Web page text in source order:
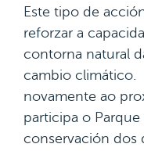
Este tipo de
reforzar a
contorna natural
cambio climático.
novamente ao
participa o
conservación dos